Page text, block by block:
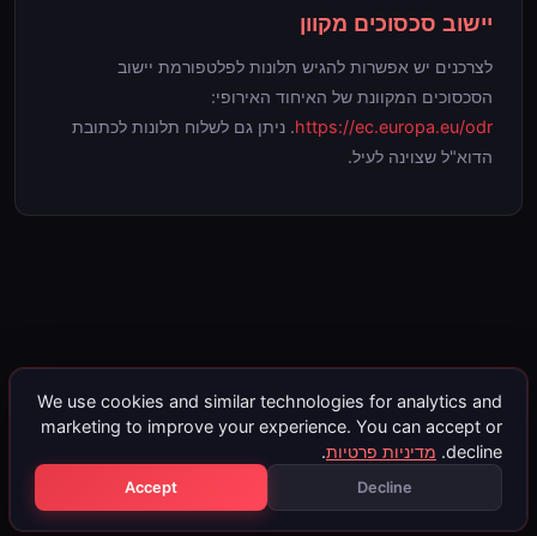
יישוב סכסוכים מקוון
לצרכנים יש אפשרות להגיש תלונות לפלטפורמת יישוב
הסכסוכים המקוונת של האיחוד האירופי:
https://ec.europa.eu/odr. ניתן גם לשלוח תלונות לכתובת
הדוא"ל שצוינה לעיל.
We use cookies and similar technologies for analytics and
marketing to improve your experience. You can accept or
decline. מדיניות פרטיות.
Decline
Accept